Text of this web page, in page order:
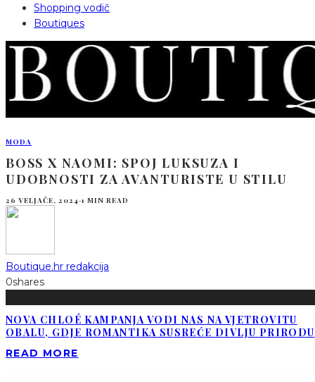
Shopping vodič
Boutiques
MODA
BOSS X NAOMI: SPOJ LUKSUZA I
UDOBNOSTI ZA AVANTURISTE U STILU
26 VELJAČE, 2024·1 MIN READ
Boutique.hr redakcija
0shares
NOVA CHLOÉ KAMPANJA VODI NAS NA VJETROVITU
OBALU, GDJE ROMANTIKA SUSREĆE DIVLJU PRIRODU
READ MORE